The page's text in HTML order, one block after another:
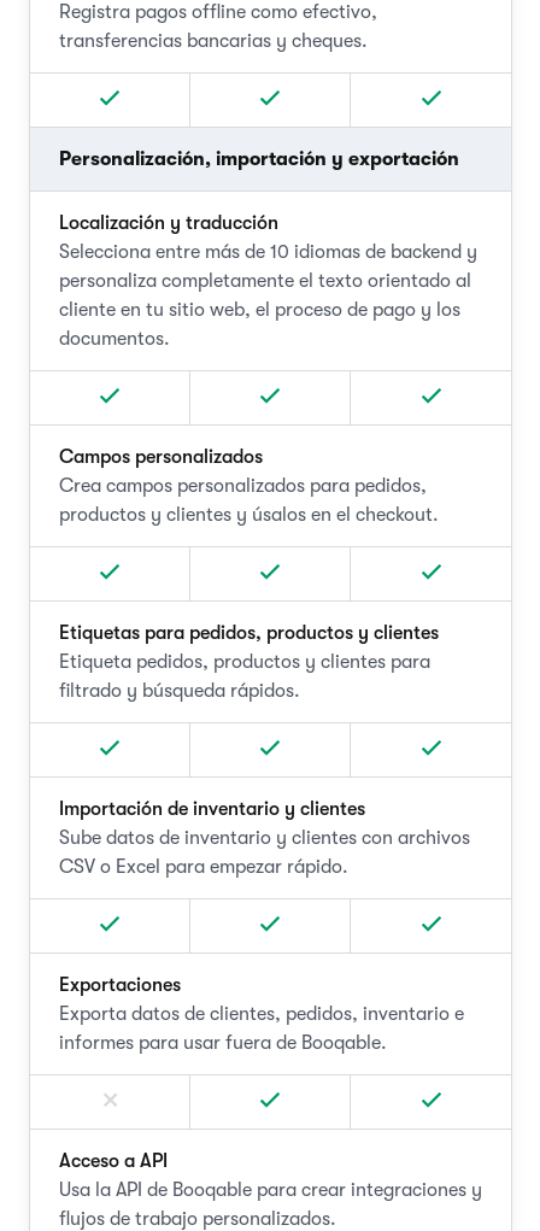
Registra pagos offline como efectivo,
transferencias bancarias y cheques.
Personalización, importación y exportación
Localización y traducción
Selecciona entre más de 10 idiomas de backend y
personaliza completamente el texto orientado al
cliente en tu sitio web, el proceso de pago y los
documentos.
Campos personalizados
Crea campos personalizados para pedidos,
productos y clientes y úsalos en el checkout.
Etiquetas para pedidos, productos y clientes
Etiqueta pedidos, productos y clientes para
filtrado y búsqueda rápidos.
Importación de inventario y clientes
Sube datos de inventario y clientes con archivos
CSV o Excel para empezar rápido.
Exportaciones
Exporta datos de clientes, pedidos, inventario e
informes para usar fuera de Booqable.
Acceso a API
Usa la API de Booqable para crear integraciones y
flujos de trabajo personalizados.